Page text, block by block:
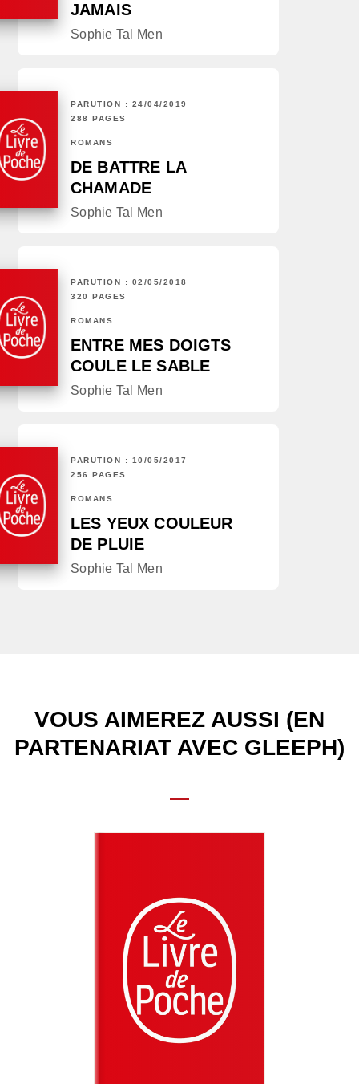
JAMAIS
Sophie Tal Men
PARUTION : 24/04/2019
288 PAGES
ROMANS
DE BATTRE LA
CHAMADE
Sophie Tal Men
PARUTION : 02/05/2018
320 PAGES
ROMANS
ENTRE MES DOIGTS
COULE LE SABLE
Sophie Tal Men
PARUTION : 10/05/2017
256 PAGES
ROMANS
LES YEUX COULEUR
DE PLUIE
Sophie Tal Men
VOUS AIMEREZ AUSSI (EN
PARTENARIAT AVEC GLEEPH)